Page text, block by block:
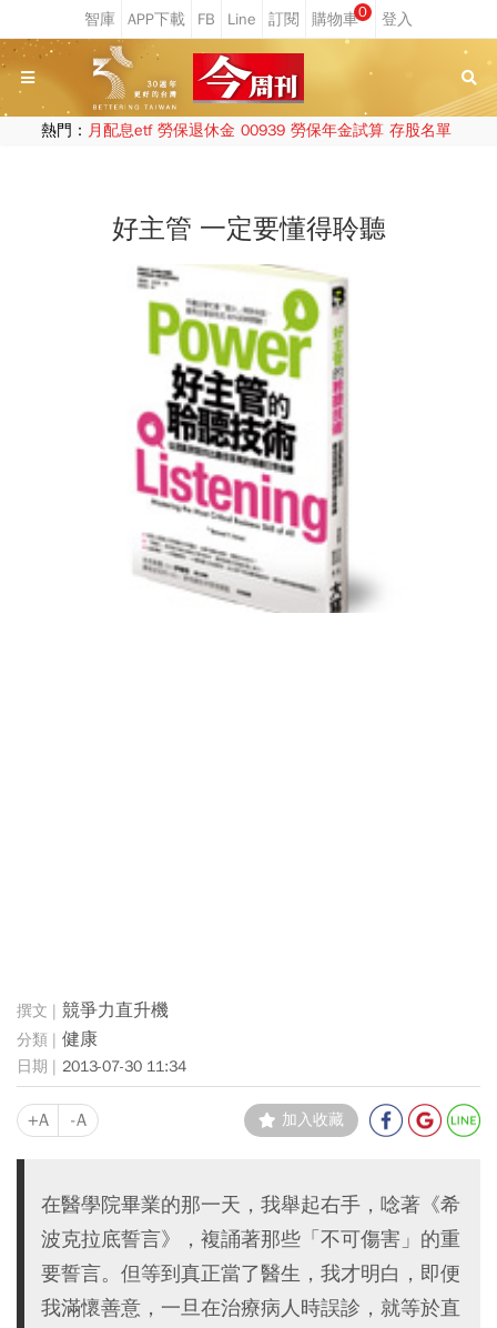
0
熱門： 月配息etf 勞保退休金 00939 勞保年金試算 存股名單
好主管 一定要懂得聆聽
競爭力直升機
健康
2013-07-30 11:34
+A -A 加入收藏
在醫學院畢業的那一天，我舉起右手，唸著《希
波克拉底誓言》，複誦著那些「不可傷害」的重
要誓言。但等到真正當了醫生，我才明白，即便
我滿懷善意，一旦在治療病人時誤診，就等於直